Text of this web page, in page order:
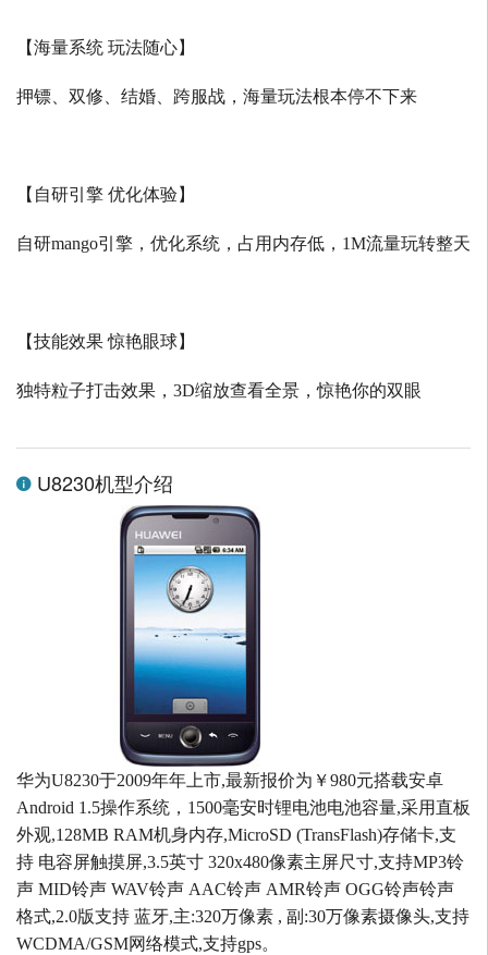
【海量系统 玩法随心】
押镖、双修、结婚、跨服战，海量玩法根本停不下来
【自研引擎 优化体验】
自研mango引擎，优化系统，占用内存低， 1M流量玩转整天
【技能效果 惊艳眼球】
独特粒子打击效果， 3D缩放查看全景，惊艳你的双眼
U8230机型介绍
华为U8230于2009年年上市,最新报价为￥980元搭载安卓
Android 1.5操作系统，1500毫安时锂电池电池容量,采用直板
外观,128MB RAM机身内存,MicroSD (TransFlash)存储卡,支
持 电容屏触摸屏,3.5英寸 320x480像素主屏尺寸,支持MP3铃
声 MID铃声 WAV铃声 AAC铃声 AMR铃声 OGG铃声铃声
格式,2.0版支持 蓝牙,主:320万像素 , 副:30万像素摄像头,支持
WCDMA/GSM网络模式,支持gps。